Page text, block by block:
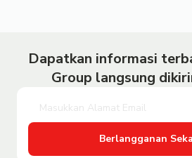
Dapatkan informasi
Group langsung
Berlangganan